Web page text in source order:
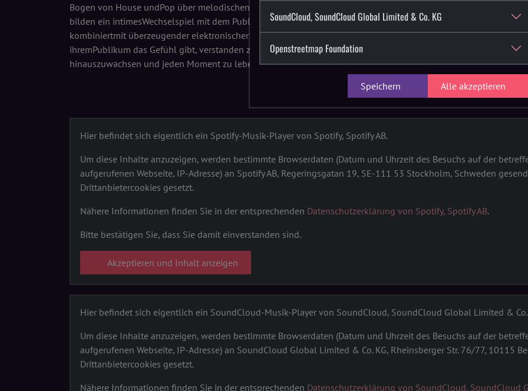
Bogen von House undPop über melodischen Techno bis hin zuklassischem Techno und
bilden ein intimesWechselspiel mit dem Publikum. Es ist dieseEhrlichkeit, Nähe und Echtheit,
kombiniertmit überzeugender elektronischer Musik,dieMARIADie RUHE auszeichnet und
ihremPublikum das Gefühl gibt, verstanden zuwerden und es damit einlädt, über sich
hinauszuwachsen und jeden Moment zu leben.
Hier befindet sich eigentlich ein Spotify-Musik-Player von Spotify, Spotify AB.
Um diese Inhalte anzuzeigen, werden bestimmte Browserdaten (Datum und Uhrzeit des Besuchs auf der
aufgerufenen Webseite, IP-Adresse) an Spotify AB, Regeringsgatan 19, SE-111 53 Stockholm, Schweden
Drittanbietercookies gesetzt.
Nähere Informationen finden Sie in der entsprechenden Datenschutzerklärung von Spotify, Spotify AB.
Bitte bestätigen Sie, dass Sie damit einverstanden sind.
Akzeptieren und Inhalt anzeigen
Hier befindet sich eigentlich ein SoundCloud-Musik-Player von SoundCloud, SoundCloud Global Limited & Co.
Um diese Inhalte anzuzeigen, werden bestimmte Browserdaten (Datum und Uhrzeit des Besuchs auf der
aufgerufenen Webseite, IP-Adresse) an SoundCloud Global Limited & Co. KG, Rheinsberger Str. 76/77, 10115
Drittanbietercookies gesetzt.
Nähere Informationen finden Sie in der entsprechenden Datenschutzerklärung von SoundCloud, SoundCloud
SoundCloud, SoundCloud Global Limited & Co. KG
Openstreetmap Foundation
Speichern Alle akzeptieren